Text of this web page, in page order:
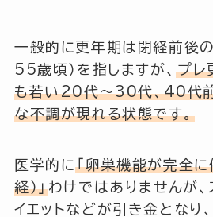
一般的に更年期は閉経前後
55歳頃）を指しますが、プレ
も若い20代〜30代、40代
な不調が現れる状態です。
医学的に「卵巣機能が完全に
経）」わけではありませんが
イエットなどが引き金となり